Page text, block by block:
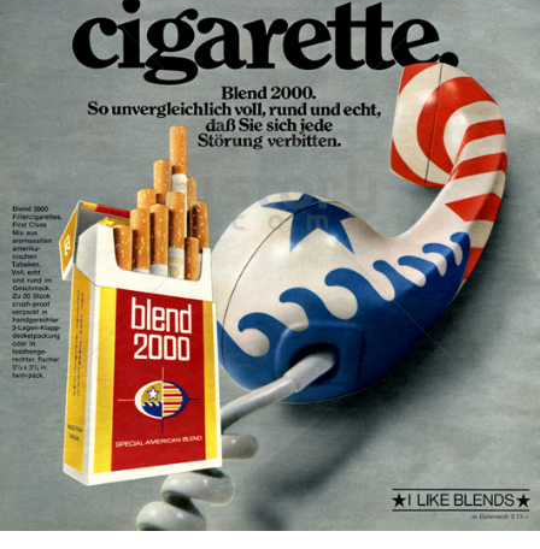
Austria Tabak AG - blend 2000
Austria Tabak AG & Co KG
1970
Bild-ID: 41618